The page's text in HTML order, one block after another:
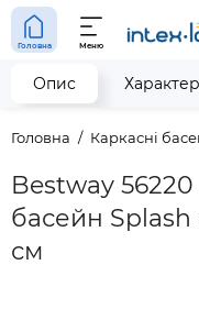
Головна Меню
Головна Каркасні
Bestway
басейн Splash
см
Опис